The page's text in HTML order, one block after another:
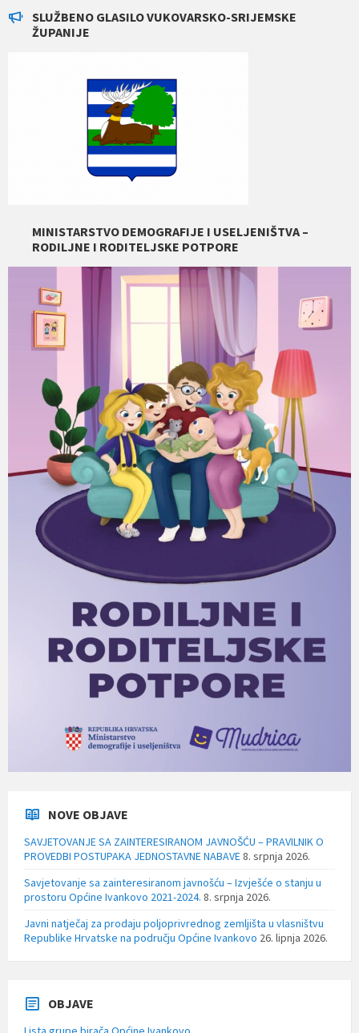
SLUŽBENO GLASILO VUKOVARSKO-SRIJEMSKE
ŽUPANIJE
MINISTARSTVO DEMOGRAFIJE I USELJENIŠTVA –
RODILJNE I RODITELJSKE POTPORE
NOVE OBJAVE
SAVJETOVANJE SA ZAINTERESIRANOM JAVNOŠĆU – PRAVILNIK O
PROVEDBI POSTUPAKA JEDNOSTAVNE NABAVE8. srpnja 2026.
Savjetovanje sa zainteresiranom javnošću – Izvješće o stanju u
prostoru Općine Ivankovo 2021-2024. 8. srpnja 2026.
Javni natječaj za prodaju poljoprivrednog zemljišta u vlasništvu
Republike Hrvatske na području Općine Ivankovo 26. lipnja 2026.
OBJAVE